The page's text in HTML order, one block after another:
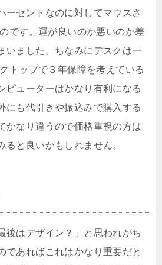
ーセントなのに対してマウスさ
です。運が良いのか悪いのか差
いました。ちなみにデスクは一
トップで３年保障を考えている
ピューターはかなり有利になる
にも代引きや振込みで購入する
かなり違うので価格重視の方は
ると良いかもしれません。
後はデザイン？」と思われがち
であればこれはかなり重要だと